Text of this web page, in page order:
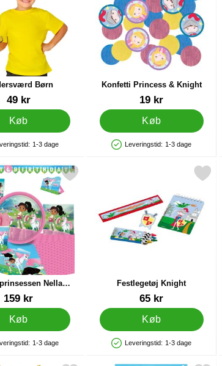
Børn
49 kr
Køb
På lager
1-3 dage
Konfetti Princess & Knight
19 kr
Køb
Produkttilgængelighed: På lager
Leveringstid: 1-3 dage
favorit
Nella
Deluxe 8 Pers
159 kr
Køb
På lager
1-3 dage
Nella Festpakke Deluxe 8 Pers som favorit
Festlegetøj Knight
65 kr
Køb
Produkttilgængelighed: På lager
Leveringstid: 1-3 dage
Markér festlegetøj